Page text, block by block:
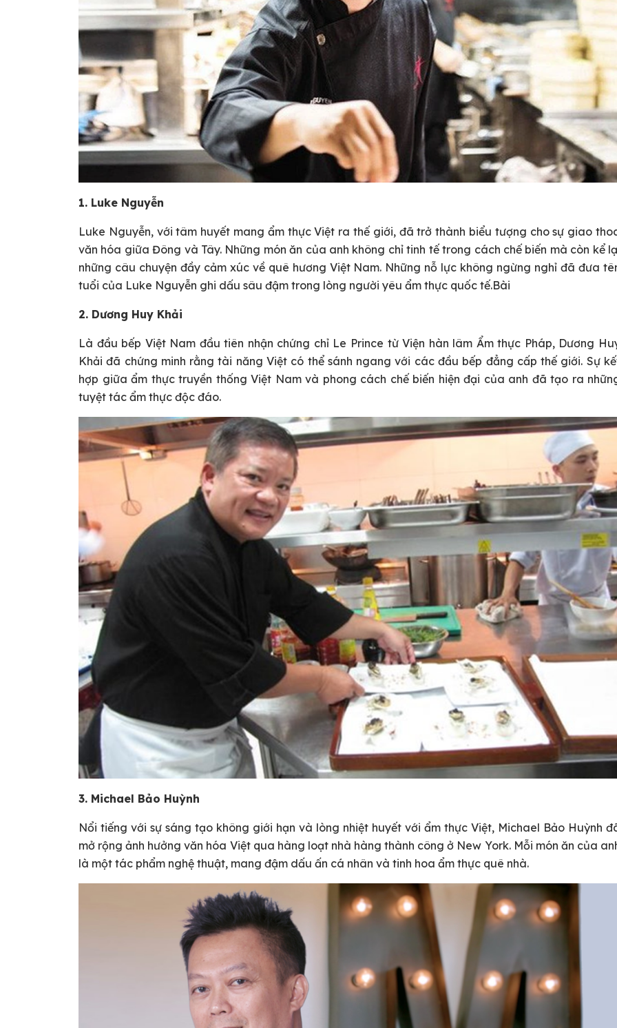
1. Luke Nguyễn
Luke Nguyễn, với tâm huyết mang ẩm thực Việt ra thế giới, đã trở thành biểu tượng cho sự giao
văn hóa giữa Đông và Tây. Những món ăn của anh không chỉ tinh tế trong cách chế biến mà còn kể
những câu chuyện đầy cảm xúc về quê hương Việt Nam. Những nỗ lực không ngừng nghỉ đã đưa
tuổi của Luke Nguyễn ghi dấu sâu đậm trong lòng người yêu ẩm thực quốc tế.Bài
2. Dương Huy Khải
Là đầu bếp Việt Nam đầu tiên nhận chứng chỉ Le Prince từ Viện hàn lâm Ẩm thực Pháp, Dương
Khải đã chứng minh rằng tài năng Việt có thể sánh ngang với các đầu bếp đẳng cấp thế giới. Sự
hợp giữa ẩm thực truyền thống Việt Nam và phong cách chế biến hiện đại của anh đã tạo ra
tuyệt tác ẩm thực độc đáo.
3. Michael Bảo Huỳnh
Nổi tiếng với sự sáng tạo không giới hạn và lòng nhiệt huyết với ẩm thực Việt, Michael Bảo Huỳnh
mở rộng ảnh hưởng văn hóa Việt qua hàng loạt nhà hàng thành công ở New York. Mỗi món ăn của
là một tác phẩm nghệ thuật, mang đậm dấu ấn cá nhân và tinh hoa ẩm thực quê nhà.